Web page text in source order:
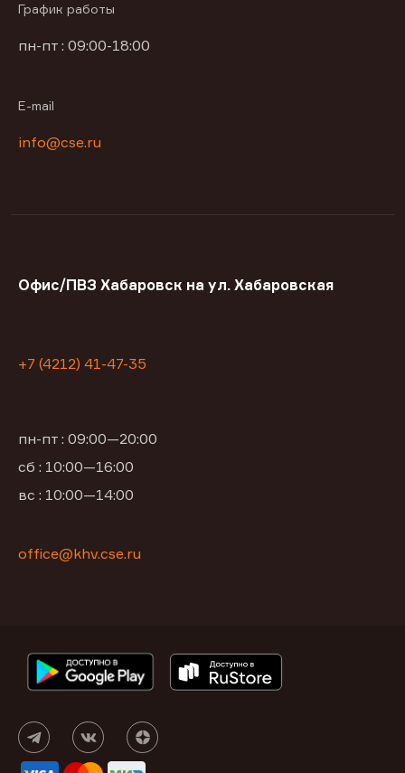
График работы
пн-пт : 09:00-18:00
E-mail
info@cse.ru
Офис/ПВЗ Хабаровск на ул. Хабаровская
+7 (4212) 41-47-35
пн-пт : 09:00—20:00
сб : 10:00—16:00
вс : 10:00—14:00
office@khv.cse.ru